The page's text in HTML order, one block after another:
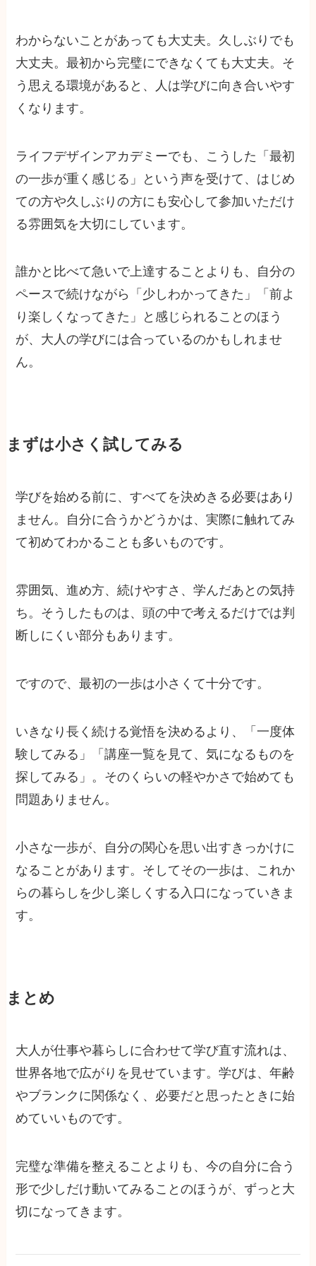
わからないことがあっても大丈夫。久しぶりでも
大丈夫。最初から完璧にできなくても大丈夫。そ
う思える環境があると、人は学びに向き合いやす
くなります。
ライフデザインアカデミーでも、こうした「最初
の一歩が重く感じる」という声を受けて、はじめ
ての方や久しぶりの方にも安心して参加いただけ
る雰囲気を大切にしています。
誰かと比べて急いで上達することよりも、自分の
ペースで続けながら「少しわかってきた」「前よ
り楽しくなってきた」と感じられることのほう
が、大人の学びには合っているのかもしれませ
ん。
まずは小さく試してみる
学びを始める前に、すべてを決めきる必要はあり
ません。自分に合うかどうかは、実際に触れてみ
て初めてわかることも多いものです。
雰囲気、進め方、続けやすさ、学んだあとの気持
ち。そうしたものは、頭の中で考えるだけでは判
断しにくい部分もあります。
ですので、最初の一歩は小さくて十分です。
いきなり長く続ける覚悟を決めるより、「一度体
験してみる」「講座一覧を見て、気になるものを
探してみる」。そのくらいの軽やかさで始めても
問題ありません。
小さな一歩が、自分の関心を思い出すきっかけに
なることがあります。そしてその一歩は、これか
らの暮らしを少し楽しくする入口になっていきま
す。
まとめ
大人が仕事や暮らしに合わせて学び直す流れは、
世界各地で広がりを見せています。学びは、年齢
やブランクに関係なく、必要だと思ったときに始
めていいものです。
完璧な準備を整えることよりも、今の自分に合う
形で少しだけ動いてみることのほうが、ずっと大
切になってきます。